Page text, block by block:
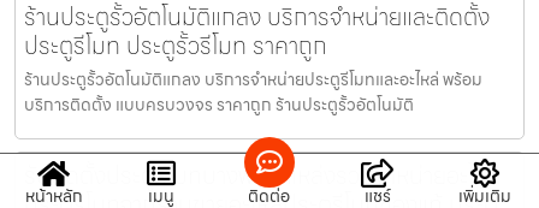
ร้านประตูรั้วอัตโนมัติแกลง บริการจำหน่ายและติดตั้ง
ประตูรีโมท ประตูรั้วรีโมท ราคาถูก
ร้านประตูรั้วอัตโนมัติแกลง บริการจำหน่ายประตูรีโมทและอะไหล่ พร้อม
บริการติดตั้ง แบบครบวงจร ราคาถูก ร้านประตูรั้วอัตโนมัติ
รับติดตั้งประตูรีโมทบางพลัด แหล่งรวมจำหน่ายอะไหล่
หน้าหลัก เมนู ติดต่อ แชร์ เพิ่มเติม